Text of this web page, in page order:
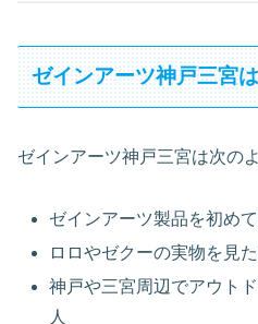
ゼインアーツ神戸三宮
ゼインアーツ神戸三宮は次の
ゼインアーツ製品を初め
ロロやゼクーの実物を見
神戸や三宮周辺でアウト
人